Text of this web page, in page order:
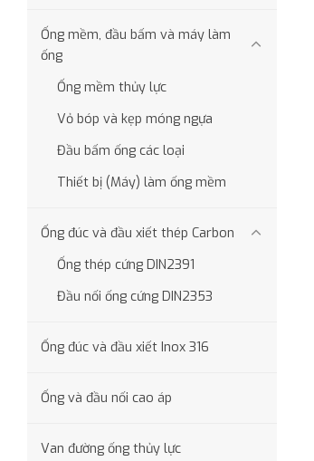
Ống mềm, đầu bấm và máy làm
ống
Ống mềm thủy lực
Vỏ bóp và kẹp móng ngựa
Đầu bấm ống các loại
Thiết bị (Máy) làm ống mềm
Ống đúc và đầu xiết thép Carbon
Ống thép cứng DIN2391
Đầu nối ống cứng DIN2353
Ống đúc và đầu xiết Inox 316
Ống và đầu nối cao áp
Van đường ống thủy lực